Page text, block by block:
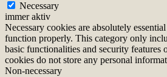
Necessary
immer aktiv
Necessary cookies are absolutely
function properly. This category only
basic functionalities and security features
cookies do not store any personal
Non-necessary